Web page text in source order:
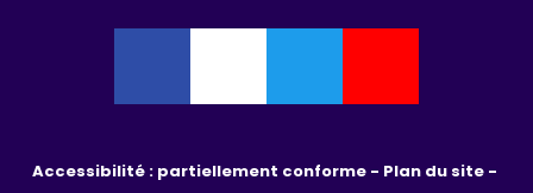
Accessibilité : partiellement conforme -